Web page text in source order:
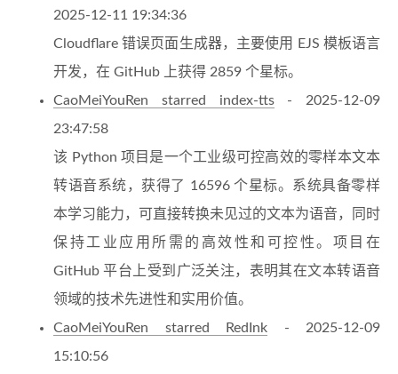
2025-12-11 19:34:36
Cloudflare 错误页面生成器，主要使用 EJS 模板语言
开发，在 GitHub 上获得 2859 个星标。
CaoMeiYouRen starred index-tts- 2025-12-09
23:47:58
该 Python 项目是一个工业级可控高效的零样本文本
转语音系统，获得了 16596 个星标。系统具备零样
本学习能力，可直接转换未见过的文本为语音，同时
保持工业应用所需的高效性和可控性。项目在
GitHub 平台上受到广泛关注，表明其在文本转语音
领域的技术先进性和实用价值。
CaoMeiYouRen starred RedInk - 2025-12-09
15:10:56